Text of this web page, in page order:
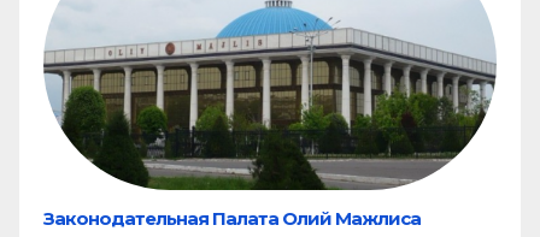
Законодательная Палата Олий Мажлиса